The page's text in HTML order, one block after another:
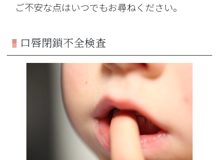
ご不安な点はいつでもお尋ねください。
口唇閉鎖不全検査